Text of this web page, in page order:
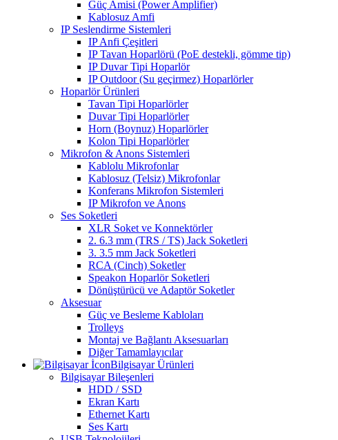
Güç Amisi (Power Amplifier)
Kablosuz Amfi
IP Seslendirme Sistemleri
IP Anfi Çeşitleri
IP Tavan Hoparlörü (PoE destekli, gömme tip)
IP Duvar Tipi Hoparlör
IP Outdoor (Su geçirmez) Hoparlörler
Hoparlör Ürünleri
Tavan Tipi Hoparlörler
Duvar Tipi Hoparlörler
Horn (Boynuz) Hoparlörler
Kolon Tipi Hoparlörler
Mikrofon & Anons Sistemleri
Kablolu Mikrofonlar
Kablosuz (Telsiz) Mikrofonlar
Konferans Mikrofon Sistemleri
IP Mikrofon ve Anons
Ses Soketleri
XLR Soket ve Konnektörler
2. 6.3 mm (TRS / TS) Jack Soketleri
3. 3.5 mm Jack Soketleri
RCA (Cinch) Soketler
Speakon Hoparlör Soketleri
Dönüştürücü ve Adaptör Soketler
Aksesuar
Güç ve Besleme Kabloları
Trolleys
Montaj ve Bağlantı Aksesuarları
Diğer Tamamlayıcılar
Bilgisayar Ürünleri
Bilgisayar Bileşenleri
HDD / SSD
Ekran Kartı
Ethernet Kartı
Ses Kartı